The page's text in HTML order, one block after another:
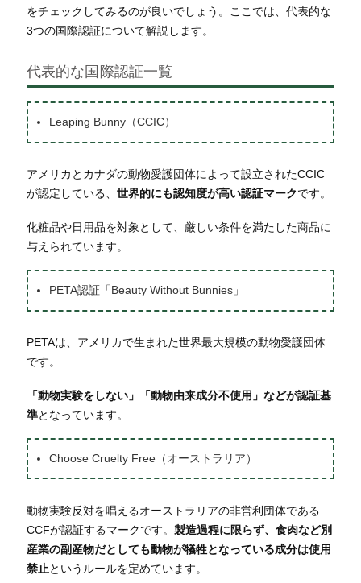
をチェックしてみるのが良いでしょう。 ここでは、代表的な
3つの国際認証について解説します。
代表的な国際認証一覧
Leaping Bunny（CCIC）
アメリカとカナダの動物愛護団体によって設立されたCCIC
が認定している、 世界的にも認知度が高い認証マークです。
化粧品や日用品を対象として、厳しい条件を満たした商品に
与えられています。
PETA認証「Beauty Without Bunnies」
PETAは、アメリカで生まれた世界最大規模の動物愛護団体
です。
「動物実験をしない」「動物由来成分不使用」などが認証基
準となっています。
Choose Cruelty Free（オーストラリア）
動物実験反対を唱えるオーストラリアの非営利団体である
CCFが認証するマークです。 製造過程に限らず、食肉など別
産業の副産物だとしても動物が犠牲となっている成分は使用
禁止というルールを定めています。